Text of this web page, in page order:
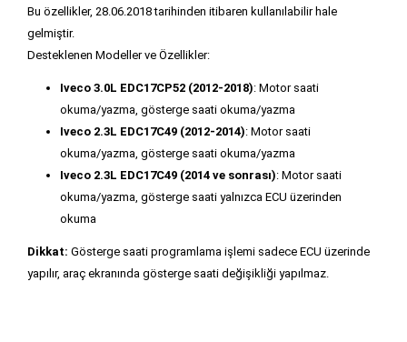
Bu özellikler, 28.06.2018 tarihinden itibaren kullanılabilir hale
gelmiştir.
Desteklenen Modeller ve Özellikler:
Iveco 3.0L EDC17CP52 (2012-2018): Motor saati
okuma/yazma, gösterge saati okuma/yazma
Iveco 2.3L EDC17C49 (2012-2014): Motor saati
okuma/yazma, gösterge saati okuma/yazma
Iveco 2.3L EDC17C49 (2014 ve sonrası): Motor saati
okuma/yazma, gösterge saati yalnızca ECU üzerinden
okuma
Dikkat: Gösterge saati programlama işlemi sadece ECU üzerinde
yapılır, araç ekranında gösterge saati değişikliği yapılmaz.